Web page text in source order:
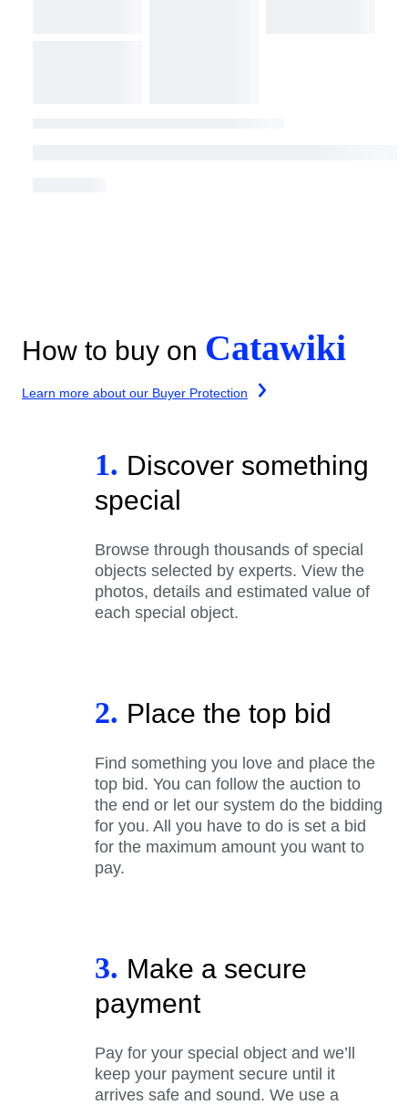
How to buy on Catawiki
Learn more about our Buyer Protection
1. Discover something
special
Browse through thousands of special
objects selected by experts. View the
photos, details and estimated value of
each special object.
2. Place the top bid
Find something you love and place the
top bid. You can follow the auction to
the end or let our system do the bidding
for you. All you have to do is set a bid
for the maximum amount you want to
pay.
3. Make a secure
payment
Pay for your special object and we’ll
keep your payment secure until it
arrives safe and sound. We use a